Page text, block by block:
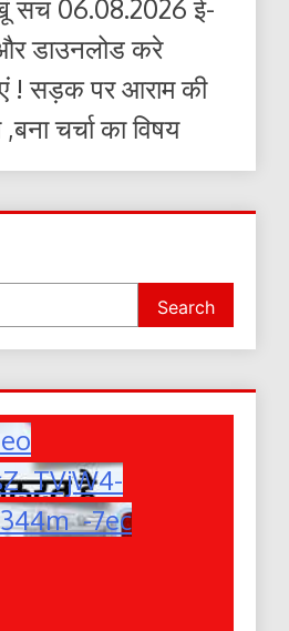
सच 06.08.2026 ई-
डाउनलोड करे
! सड़क पर आराम की
चर्चा का विषय
Search
7ec